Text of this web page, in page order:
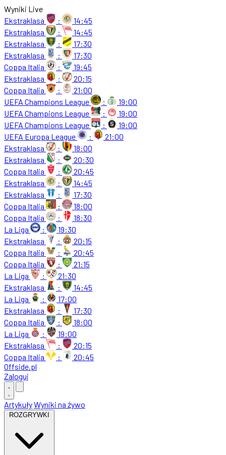
Wyniki Live
Ekstraklasa
:
14:45
Ekstraklasa
:
14:45
Ekstraklasa
:
17:30
Ekstraklasa
:
17:30
Coppa Italia
:
19:45
Ekstraklasa
:
20:15
Coppa Italia
:
21:00
UEFA Champions League
:
19:00
UEFA Champions League
:
19:00
UEFA Champions League
:
19:00
UEFA Europa League
:
21:00
Ekstraklasa
:
18:00
Ekstraklasa
:
20:30
Coppa Italia
:
20:45
Ekstraklasa
:
14:45
Ekstraklasa
:
17:30
Coppa Italia
:
18:00
Coppa Italia
:
18:30
La Liga
:
19:30
Ekstraklasa
:
20:15
Coppa Italia
:
20:45
Coppa Italia
:
21:15
La Liga
:
21:30
Ekstraklasa
:
14:45
La Liga
:
17:00
Ekstraklasa
:
17:30
Coppa Italia
:
18:00
La Liga
:
19:00
Ekstraklasa
:
20:15
Coppa Italia
:
20:45
Offside.pl
Zaloguj
ArtykułyWyniki na żywo
ROZGRYWKI